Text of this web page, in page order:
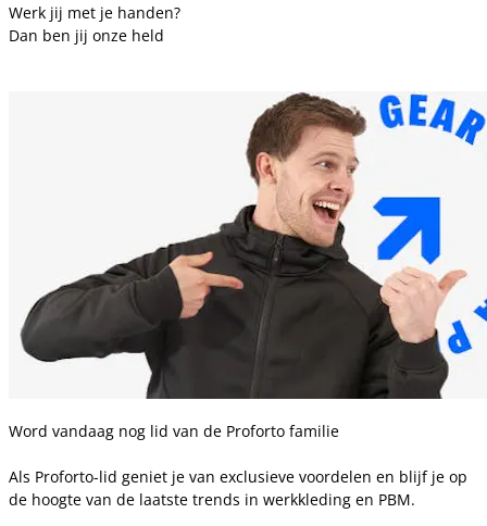
Werk jij met je handen?
Dan ben jij onze held
Word vandaag nog lid van de Proforto familie
Als Proforto-lid geniet je van exclusieve voordelen en blijf je op
de hoogte van de laatste trends in werkkleding en PBM.